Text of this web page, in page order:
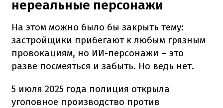
нереальные персонажи
На этом можно было бы закрыть тему:
застройщики прибегают к любым грязным
провокациям, но ИИ-персонажи – это
разве посмеяться и забыть. Но ведь нет.
5 июля 2025 года полиция открыла
уголовное производство против